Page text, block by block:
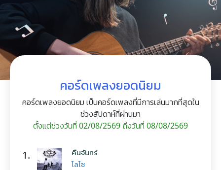
คอร์ดเพลงยอดนิยม
คอร์ดเพลงยอดนิยม เป็นคอร์ดเพลงที่มีการเล่นมากที่สุดใน
ช่วงสัปดาห์ที่ผ่านมา
ตั้งแต่ช่วงวันที่ 02/08/2569 ถึงวันที่ 08/08/2569
1. คืนจันทร์
โลโซ